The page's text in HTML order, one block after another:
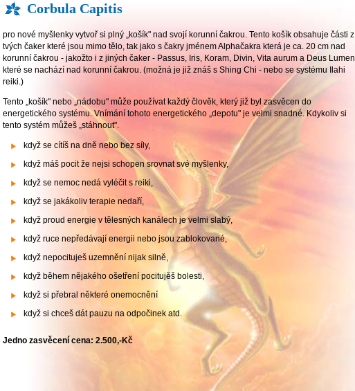
Corbula Capitis
pro nové myšlenky vytvoř si plný „košík" nad svojí korunní čakrou. Tento košík obsahuje části z
tvých čaker které jsou mimo tělo, tak jako s čakry jménem Alphačakra která je ca. 20 cm nad
korunní čakrou - jakožto i z jiných čaker - Passus, Iris, Koram, Divin, Vita aurum a Deus Lumen,
které se nachází nad korunní čakrou. (možná je již znáš s Shing Chi - nebo se systému Ilahi
reiki.)
Tento „košík" nebo „nádobu" může používat každý člověk, který již byl zasvěcen do
energetického systému. Vnímání tohoto energetického „depotu" je velmi snadné. Kdykoliv si
tento systém můžeš „stáhnout".
když se cítíš na dně nebo bez síly,
když máš pocit že nejsi schopen srovnat své myšlenky,
když se nemoc nedá vyléčit s reiki,
když se jakákoliv terapie nedaří,
když proud energie v tělesných kanálech je velmi slabý,
když ruce nepředávají energii nebo jsou zablokované,
když nepocituješ uzemnění nijak silně,
když během nějakého ošetření pocitujěš bolesti,
když si přebral některé onemocnění
když si chceš dát pauzu na odpočinek atd.
Jedno zasvěcení cena: 2.500,-Kč